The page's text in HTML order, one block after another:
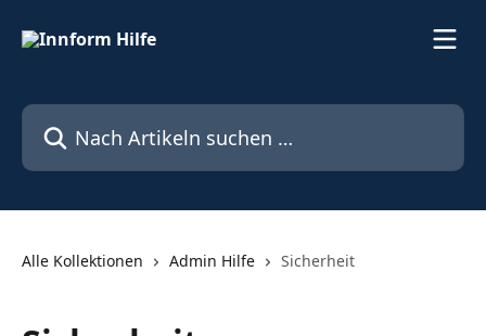
Nach Artikeln suchen …
Alle Kollektionen Admin Hilfe Sicherheit